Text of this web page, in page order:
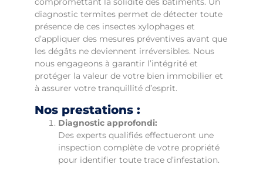
diagnostic termites permet de détecter toute
présence de ces insectes xylophages et
d’appliquer des mesures préventives avant que
les dégâts ne deviennent irréversibles. Nous
nous engageons à garantir l’intégrité et
protéger la valeur de votre bien immobilier et
à assurer votre tranquillité d’esprit.
Nos prestations :
Diagnostic approfondi:
Des experts qualifiés effectueront une
inspection complète de votre propriété
pour identifier toute trace d’infestation.